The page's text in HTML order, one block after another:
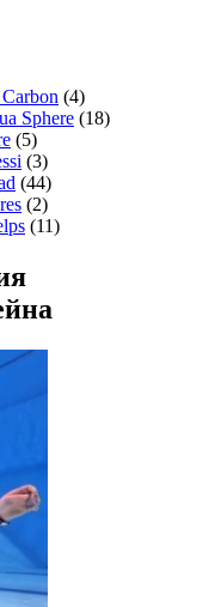
(4)
Sphere (18)
(5)
(3)
(44)
(2)
(11)